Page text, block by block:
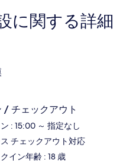
に関する詳細
/ チェックアウト
: 15:00 ～ 指定なし
チェックアウト対応
イン年齢 : 18 歳